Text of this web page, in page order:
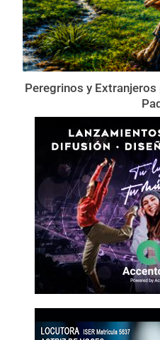
Peregrinos y Extranjeros